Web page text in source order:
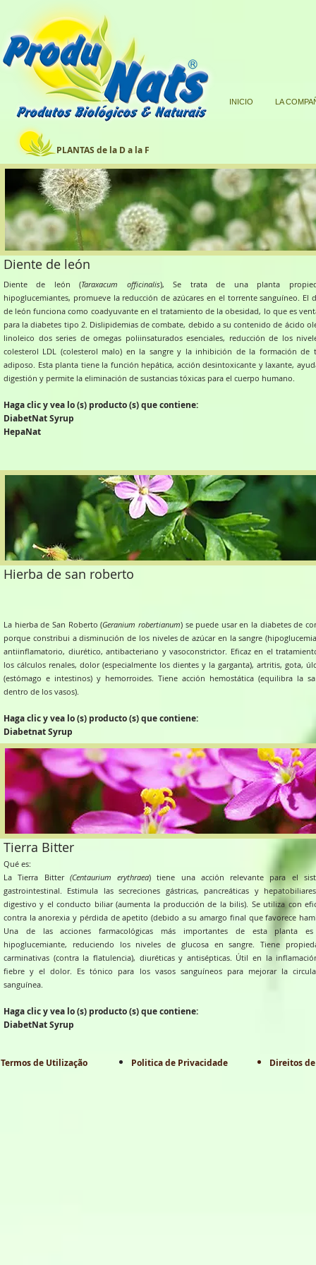
PLANTAS de la D a la F
Diente de león
Diente de león (Taraxacum officinalis), Se trata de una planta
hipoglucemiantes, promueve la reducción de azúcares en el torrente sanguíneo. El
de león funciona como coadyuvante en el tratamiento de la obesidad, lo que es
para la diabetes tipo 2. Dislipidemias de combate, debido a su contenido de ácido
linoleico dos series de omegas poliinsaturados esenciales, reducción de los
colesterol LDL (colesterol malo) en la sangre y la inhibición de la formación de
adiposo. Esta planta tiene la función hepática, acción desintoxicante y laxante,
digestión y permite la eliminación de sustancias tóxicas para el cuerpo humano.
Haga clic y vea lo (s) producto (s) que contiene:
DiabetNat Syrup
HepaNat
Hierba de san roberto
Tierra Bitter
La hierba de San Roberto (Geranium robertianum) se puede usar en la diabetes de
porque constribui a disminución de los niveles de azúcar en la sangre
antiinflamatorio, diurético, antibacteriano y vasoconstrictor. Eficaz en el
los cálculos renales, dolor (especialmente los dientes y la garganta), artritis, gota,
(estómago e intestinos) y hemorroides. Tiene acción hemostática (equilibra la
dentro de los vasos).
Haga clic y vea lo (s) producto (s) que contiene:
Diabetnat Syrup
Qué es:
La Tierra Bitter (Centaurium erythraea) tiene una acción relevante para el
gastrointestinal. Estimula las secreciones gástricas, pancreáticas y
digestivo y el conducto biliar (aumenta la producción de la bilis). Se utiliza con
contra la anorexia y pérdida de apetito (debido a su amargo final que favorece
Una de las acciones farmacológicas más importantes de esta planta
hipoglucemiante, reduciendo los niveles de glucosa en sangre. Tiene
carminativas (contra la flatulencia), diuréticas y antisépticas. Útil en la
fiebre y el dolor. Es tónico para los vasos sanguíneos para mejorar la
sanguínea.
Haga clic y vea lo (s) producto (s) que contiene:
DiabetNat Syrup
LA
INICIO
Termos de Utilização Politica de Privacidade Direitos